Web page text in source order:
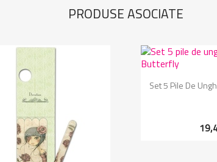
PRODUSE ASOCIATE

Set 5 Pile De